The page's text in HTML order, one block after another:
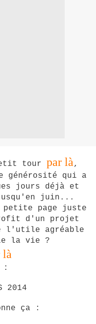
tour par là,
générosité qui a
jours déjà et
juin...
petite page juste
d'un projet
l'utile agréable
la vie ?
là
:
ça :